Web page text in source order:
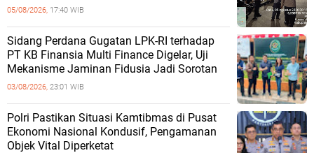
05/08/2026, 17:40 WIB
Sidang Perdana Gugatan LPK-RI terhadap
PT KB Finansia Multi Finance Digelar, Uji
Mekanisme Jaminan Fidusia Jadi Sorotan
03/08/2026, 23:01 WIB
‎Polri Pastikan Situasi Kamtibmas di Pusat
Ekonomi Nasional Kondusif, Pengamanan
Objek Vital Diperketat